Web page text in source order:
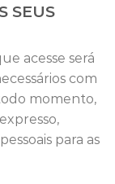
SEUS
acesse será
com
momento,
para as